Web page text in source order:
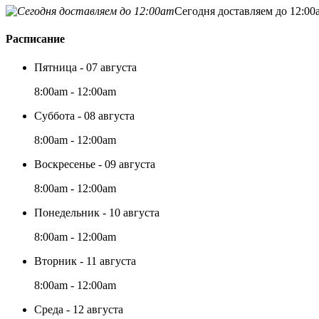
Сегодня доставляем до
Расписание
Пятница - 07 августа
8:00am - 12:00am
Суббота - 08 августа
8:00am - 12:00am
Воскресенье - 09 августа
8:00am - 12:00am
Понедельник - 10 августа
8:00am - 12:00am
Вторник - 11 августа
8:00am - 12:00am
Среда - 12 августа